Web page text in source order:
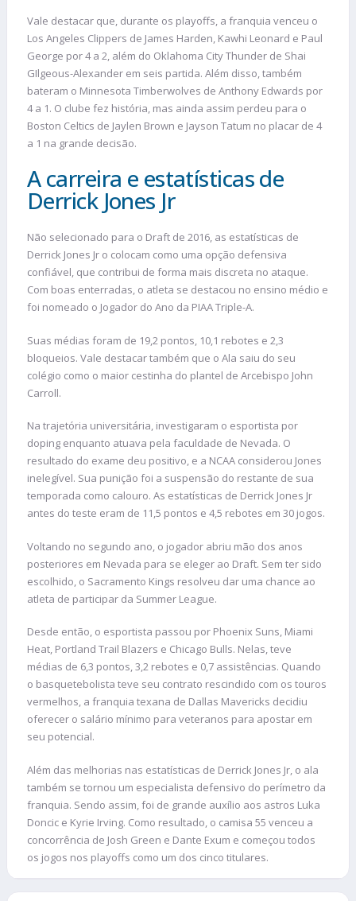
Vale destacar que, durante os playoffs, a franquia venceu o
Los Angeles Clippers de James Harden, Kawhi Leonard e Paul
George por 4 a 2, além do Oklahoma City Thunder de Shai
GIlgeous-Alexander em seis partida. Além disso, também
bateram o Minnesota Timberwolves de Anthony Edwards por
4 a 1. O clube fez história, mas ainda assim perdeu para o
Boston Celtics de Jaylen Brown e Jayson Tatum no placar de 4
a 1 na grande decisão.
A carreira e estatísticas de
Derrick Jones Jr
Não selecionado para o Draft de 2016, as estatísticas de
Derrick Jones Jr o colocam como uma opção defensiva
confiável, que contribui de forma mais discreta no ataque.
Com boas enterradas, o atleta se destacou no ensino médio e
foi nomeado o Jogador do Ano da PIAA Triple-A.
Suas médias foram de 19,2 pontos, 10,1 rebotes e 2,3
bloqueios. Vale destacar também que o Ala saiu do seu
colégio como o maior cestinha do plantel de Arcebispo John
Carroll.
Na trajetória universitária, investigaram o esportista por
doping enquanto atuava pela faculdade de Nevada. O
resultado do exame deu positivo, e a NCAA considerou Jones
inelegível. Sua punição foi a suspensão do restante de sua
temporada como calouro. As estatísticas de Derrick Jones Jr
antes do teste eram de 11,5 pontos e 4,5 rebotes em 30 jogos.
Voltando no segundo ano, o jogador abriu mão dos anos
posteriores em Nevada para se eleger ao Draft. Sem ter sido
escolhido, o Sacramento Kings resolveu dar uma chance ao
atleta de participar da Summer League.
Desde então, o esportista passou por Phoenix Suns, Miami
Heat, Portland Trail Blazers e Chicago Bulls. Nelas, teve
médias de 6,3 pontos, 3,2 rebotes e 0,7 assistências. Quando
o basquetebolista teve seu contrato rescindido com os touros
vermelhos, a franquia texana de Dallas Mavericks decidiu
oferecer o salário mínimo para veteranos para apostar em
seu potencial.
Além das melhorias nas estatísticas de Derrick Jones Jr, o ala
também se tornou um especialista defensivo do perímetro da
franquia. Sendo assim, foi de grande auxílio aos astros Luka
Doncic e Kyrie Irving. Como resultado, o camisa 55 venceu a
concorrência de Josh Green e Dante Exum e começou todos
os jogos nos playoffs como um dos cinco titulares.